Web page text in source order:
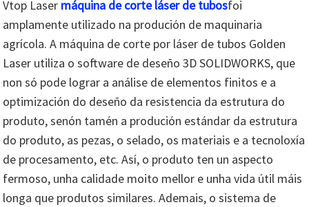
Vtop Laser máquina de corte láser de tubosfoi
amplamente utilizado na produción de maquinaria
agrícola. A máquina de corte por láser de tubos Golden
Laser utiliza o software de deseño 3D SOLIDWORKS, que
non só pode lograr a análise de elementos finitos e a
optimización do deseño da resistencia da estrutura do
produto, senón tamén a produción estándar da estrutura
do produto, as pezas, o selado, os materiais e a tecnoloxía
de procesamento, etc. Así, o produto ten un aspecto
fermoso, unha calidade moito mellor e unha vida útil máis
longa que produtos similares. Ademais, o sistema de